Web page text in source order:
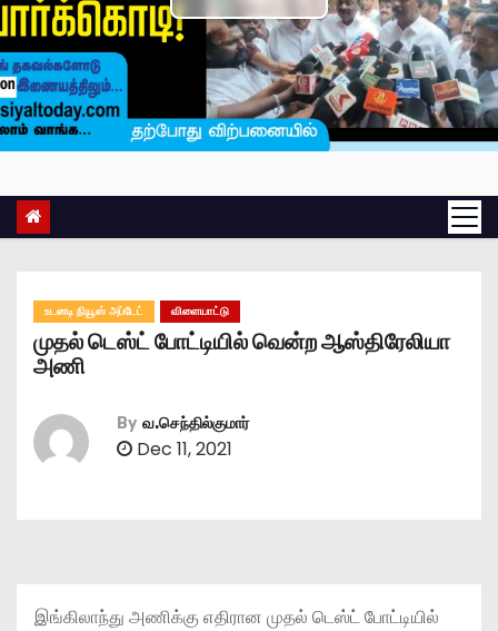
உடனடி நியூஸ் அப்டேட் விளையாட்டு
முதல் டெஸ்ட் போட்டியில் வென்ற ஆஸ்திரேலியா
அணி
By வ.செந்தில்குமார்
Dec 11, 2021
இங்கிலாந்து அணிக்கு எதிரான முதல் டெஸ்ட் போட்டியில்